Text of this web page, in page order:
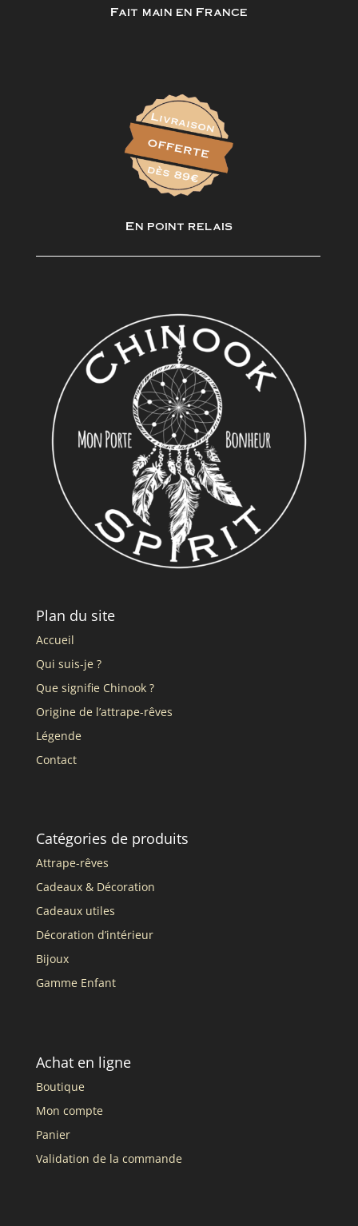
Fait main en France
En point relais
Plan du site
Accueil
Qui suis-je ?
Que signifie Chinook ?
Origine de l’attrape-rêves
Légende
Contact
Catégories de produits
Attrape-rêves
Cadeaux & Décoration
Cadeaux utiles
Décoration d’intérieur
Bijoux
Gamme Enfant
Achat en ligne
Boutique
Mon compte
Panier
Validation de la commande